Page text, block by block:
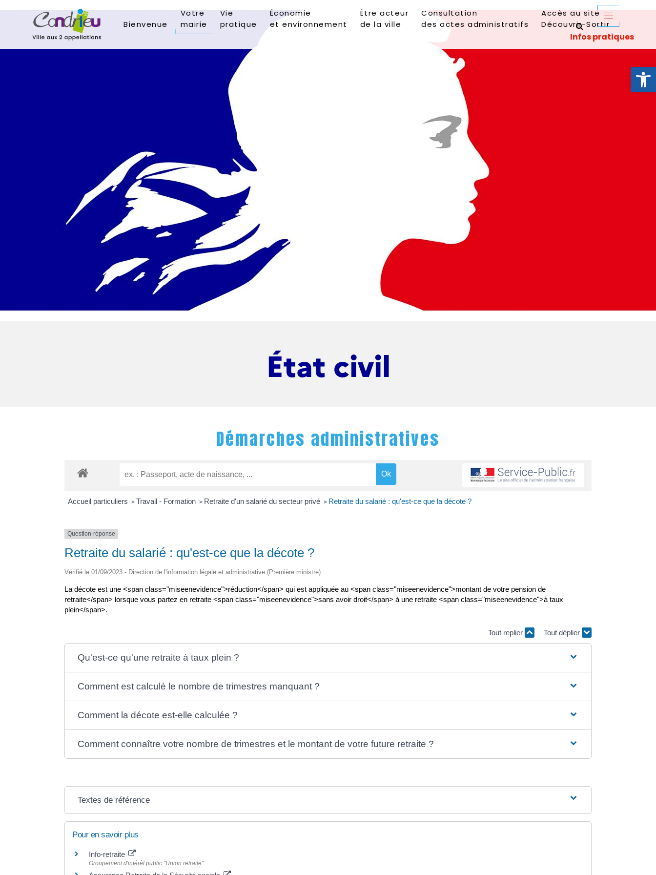
Ouvrir
Bienvenue
Votre
mairie
Vie
pratique
Économie
et environnement
Être acteur
de la ville
Consultation
des actes administratifs
Accès au site
Découvrir-Sortir
État civil
Démarches administratives
Accueil particuliers > Travail - Formation > Retraite d'un salarié du secteur privé > Retraite du salarié : qu'est-ce que la décote ?
Question-réponse
Retraite du salarié : qu'est-ce que la décote ?
Vérifié le 01/09/2023 - Direction de l'information légale et administrative (Première ministre)
La décote est une <span class="miseenevidence">réduction</span> qui est appliquée au <span class="miseenevidence">montant de votre pension de
retraite</span> lorsque vous partez en retraite <span class="miseenevidence">sans avoir droit</span> à une retraite <span class="miseenevidence">à taux
plein</span>.
Tout replier Tout déplier
Qu'est-ce qu'une retraite à taux plein ?
Comment est calculé le nombre de trimestres manquant ?
Comment la décote est-elle calculée ?
Comment connaître votre nombre de trimestres et le montant de votre future retraite ?
Textes de référence
Pour en savoir plus
Info-retraite
Groupement d'intérêt public "Union retraite"